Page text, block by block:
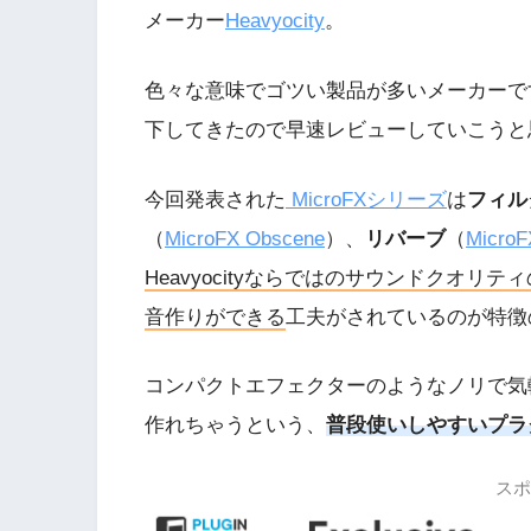
メーカー Heavyocity。
色々な意味でゴツい製品が多いメーカー
下してきたので早速レビューしていこう
今回発表された MicroFXシリーズはフィ
（MicroFX Obscene）、 リバーブ（
Heavyocityならではのサウンドクオリテ
音作りができる工夫がされているのが特
コンパクトエフェクターのようなノリで
作れちゃうという、 普段使いしやすいプ
ス